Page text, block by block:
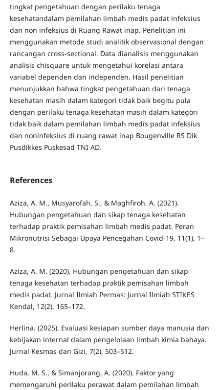
tingkat pengetahuan dengan perilaku tenaga
kesehatandalam pemilahan limbah medis padat infeksius
dan non infeksius di Ruang Rawat inap. Penelitian ini
menggunakan metode studi analitik observasional dengan
rancangan cross-sectional. Data dianalisis menggunakan
analisis chisquare untuk mengetahui korelasi antara
variabel dependen dan independen. Hasil penelitian
menunjukkan bahwa tingkat pengetahuan dari tenaga
kesehatan masih dalam kategori tidak baik begitu pula
dengan perilaku tenaga kesehatan masih dalam kategori
tidak baik dalam pemilahan limbah medis padat infeksius
dan noninfeksius di ruang rawat inap Bougenville RS Dik
Pusdikkes Puskesad TNI AD.
References
Aziza, A. M., Musyarofah, S., & Maghfiroh, A. (2021).
Hubungan pengetahuan dan sikap tenaga kesehatan
terhadap praktik pemisahan limbah medis padat. Peran
Mikronutrisi Sebagai Upaya Pencegahan Covid-19, 11(1), 1–
8.
Aziza, A. M. (2020). Hubungan pengetahuan dan sikap
tenaga kesehatan terhadap praktik pemisahan limbah
medis padat. Jurnal Ilmiah Permas: Jurnal Ilmiah STIKES
Kendal, 12(2), 165–172.
Herlina. (2025). Evaluasi kesiapan sumber daya manusia dan
kebijakan internal dalam pengelolaan limbah kimia bahaya.
Jurnal Kesmas dan Gizi, 7(2), 503–512.
Huda, M. S., & Simanjorang, A. (2020). Faktor yang
memengaruhi perilaku perawat dalam pemilahan limbah